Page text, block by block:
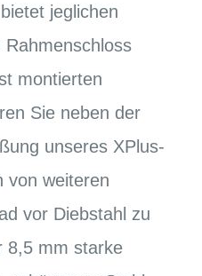
jeglichen
montierten
Sie neben der
unseres XPlus-
von weiteren
vor Diebstahl zu
8,5 mm starke